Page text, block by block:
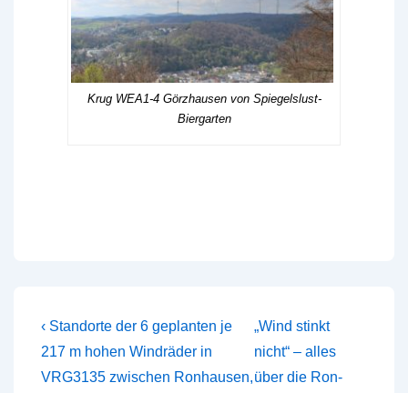
Krug WEA1-4 Görzhausen von Spiegelslust-
Biergarten
Beitragsnavigation
Vorheriger
Beitrag
ist
‹ Standorte der 6 geplanten je
217 m hohen Windräder in
VRG3135 zwischen Ronhausen,
Nächster
Beitrag
ist
„Wind stinkt
nicht“ – alles
über die Ron-